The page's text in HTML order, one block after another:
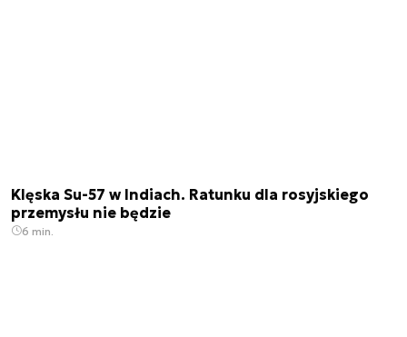
Klęska Su-57 w Indiach. Ratunku dla rosyjskiego
przemysłu nie będzie
6 min.